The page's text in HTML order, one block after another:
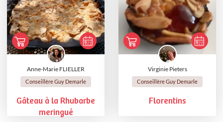
Anne-Marie FLIELLER
Conseillère Guy Demarle
Gâteau à la Rhubarbe
meringué
Virginie Pieters
Conseillère Guy Demarle
Florentins